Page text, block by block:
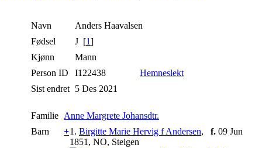
Navn Anders Haavalsen
Fødsel
J [1]
Kjønn
Mann
Person ID
I122438
Hemneslekt
Sist endret 5 Des 2021
Familie Anne Margrete Johansdtr.
Barn
+1. Birgitte Marie Hervig f Andersen, f. 09 Jun
1851, NO, Steigen